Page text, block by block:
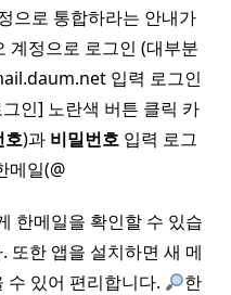
으로 통합하라는 안내가
계정으로 로그인 (대부분
입력 로그인
인] 노란색 버튼 클릭 카
호)과 비밀번호 입력 로그
메일(@
한메일을 확인할 수 있습
또한 앱을 설치하면 새 메
수 있어 편리합니다.
한